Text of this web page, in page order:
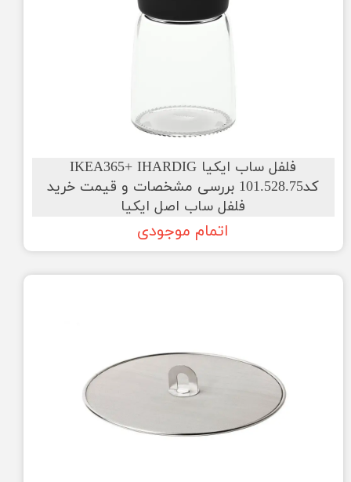
فلفل ساب ایکیا IKEA365+ IHARDIG
کد101.528.75 بررسی مشخصات و قیمت خرید
فلفل ساب اصل ایکیا
اتمام موجودی